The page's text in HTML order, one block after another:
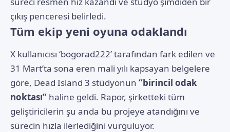
çıkış penceresi belirledi.
Tüm ekip yeni oyuna odaklandı
X kullanıcısı ‘bogorad222’ tarafından fark edilen ve
31 Mart’ta sona eren mali yılı kapsayan belgelere
göre, Dead Island 3 stüdyonun “birincil odak
noktası” haline geldi. Rapor, şirketteki tüm
geliştiricilerin şu anda bu projeye atandığını ve
sürecin hızla ilerlediğini vurguluyor.